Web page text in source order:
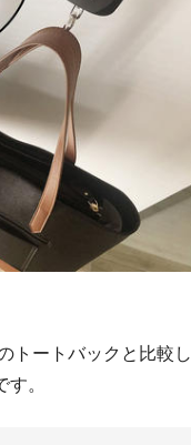
トートバックと比較し
。